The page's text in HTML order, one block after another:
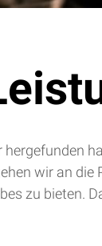
hergefunden
wir an
zu bieten.